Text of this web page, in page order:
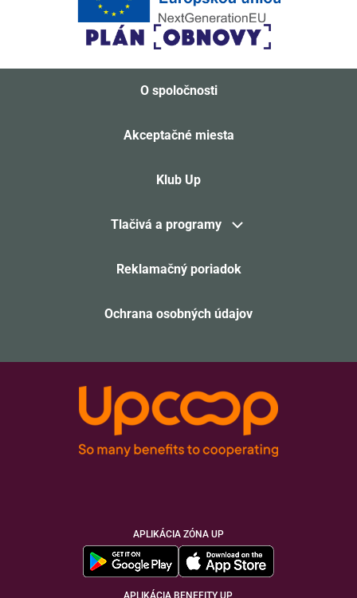
O spoločnosti
Akceptačné miesta
Klub Up
Tlačivá a programy
Reklamačný poriadok
Ochrana osobných údajov
APLIKÁCIA ZÓNA UP